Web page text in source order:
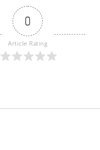
0
Article Rating